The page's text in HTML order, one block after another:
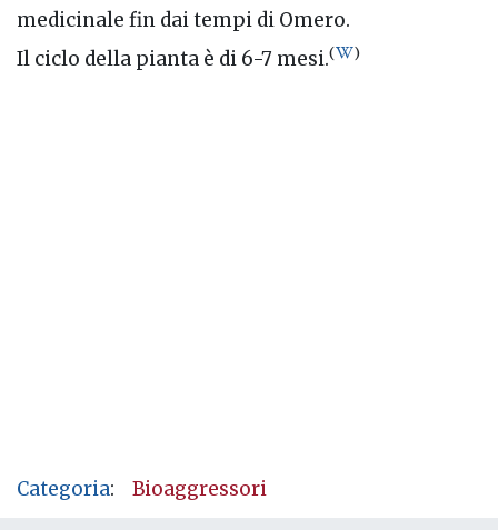
medicinale fin dai tempi di Omero.
Il ciclo della pianta è di 6-7 mesi.( )
Categoria: Bioaggressori